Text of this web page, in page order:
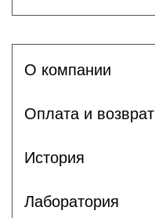
О компании
Оплата и возврат
История
Лаборатория